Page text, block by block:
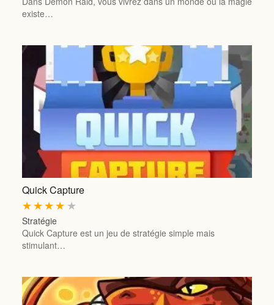
existe…
Quick Capture
★
★
★
★
★
Stratégie
Quick Capture est un jeu de stratégie simple mais
stimulant…